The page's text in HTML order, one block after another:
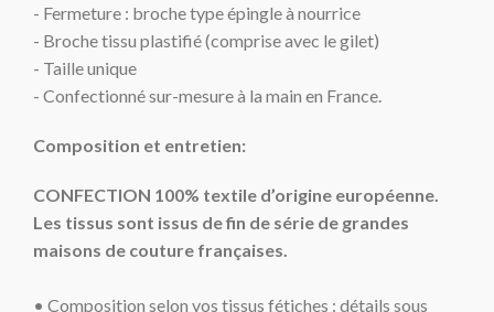
- Fermeture : broche type épingle à nourrice
- Broche tissu plastifié (comprise avec le gilet)
- Taille unique
- Confectionné sur-mesure à la main en France.
Composition et entretien:
CONFECTION 100% textile d’origine européenne.
Les tissus sont issus de fin de série de grandes
maisons de couture françaises.
• Composition selon vos tissus fétiches : détails sous